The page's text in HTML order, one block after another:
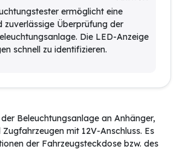
ermöglicht eine
zuverlässige Überprüfung der
Die LED-Anzeige
schnell zu identifizieren.
Beleuchtungsanlage an Anhänger,
mit 12V-Anschluss. Es
der Fahrzeugsteckdose bzw. des